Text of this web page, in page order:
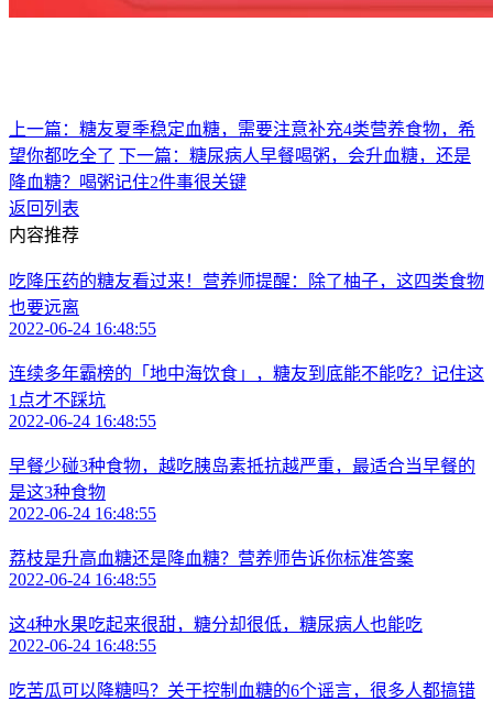
上一篇：糖友夏季稳定血糖，需要注意补充4类营养食物，希
望你都吃全了 下一篇：糖尿病人早餐喝粥，会升血糖，还是
降血糖？喝粥记住2件事很关键
返回列表
内容推荐
吃降压药的糖友看过来！营养师提醒：除了柚子，这四类食物
也要远离
2022-06-24 16:48:55
连续多年霸榜的「地中海饮食」，糖友到底能不能吃？记住这
1点才不踩坑
2022-06-24 16:48:55
早餐少碰3种食物，越吃胰岛素抵抗越严重，最适合当早餐的
是这3种食物
2022-06-24 16:48:55
荔枝是升高血糖还是降血糖？营养师告诉你标准答案
2022-06-24 16:48:55
这4种水果吃起来很甜，糖分却很低，糖尿病人也能吃
2022-06-24 16:48:55
吃苦瓜可以降糖吗？关于控制血糖的6个谣言，很多人都搞错